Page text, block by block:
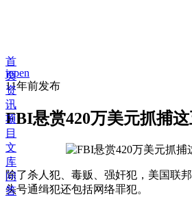
首
页
资
讯
项
目
文
库
问
答
jopen
11年前发布
FBI悬赏420万美元抓捕
除了杀人犯、毒贩、强奸犯，美国联
头号通缉犯还包括网络罪犯。